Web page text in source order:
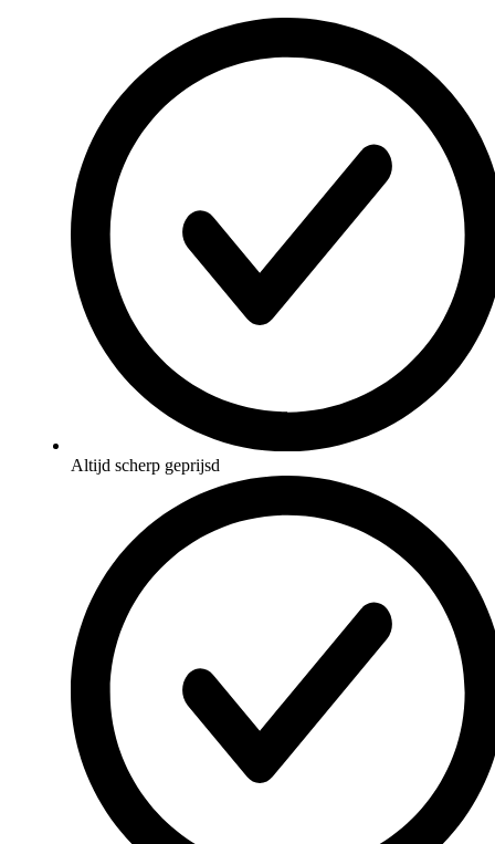
Altijd scherp geprijsd